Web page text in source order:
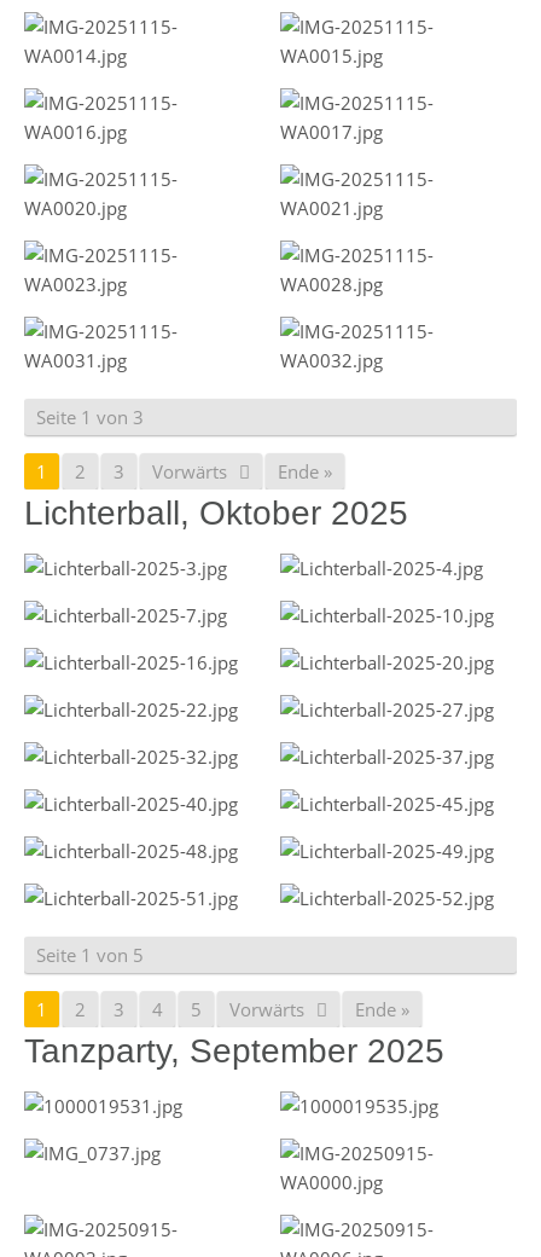
Seite 1 von 3
1 2 3 Vorwärts Ende »
Lichterball, Oktober 2025
Seite 1 von 5
1 2 3 4 5 Vorwärts Ende »
Tanzparty, September 2025